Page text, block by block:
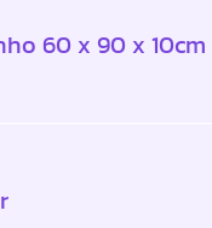
60 x 90 x 10cm